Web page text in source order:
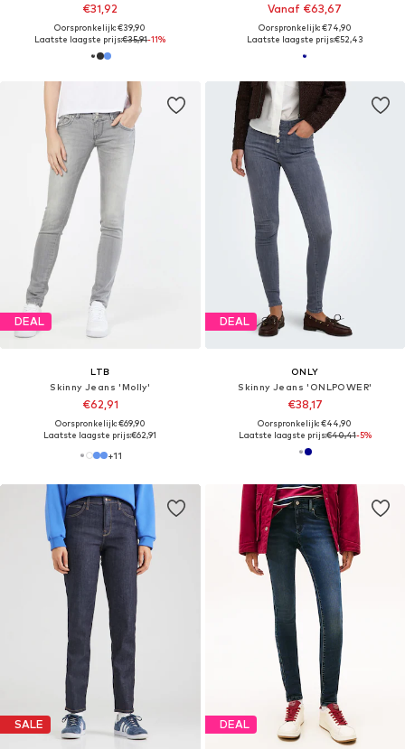
€31,92
Oorspronkelijk: €39,90
Laatste laagste prijs:€35,91-11%
Vanaf €63,67
Oorspronkelijk: €74,90
Laatste laagste prijs:€52,43
DEAL
LTB
Skinny Jeans 'Molly'
€62,91
Oorspronkelijk: €69,90
Laatste laagste prijs:€62,91
+11
DEAL
ONLY
Skinny Jeans 'ONLPOWER'
€38,17
Oorspronkelijk: €44,90
Laatste laagste prijs:€40,41-5%
SALE DEAL